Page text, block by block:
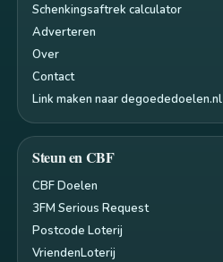
Schenkingsaftrek calculator
Adverteren
Over
Contact
Link maken naar degoededoelen.nl
Steun en CBF
CBF Doelen
3FM Serious Request
Postcode Loterij
VriendenLoterij